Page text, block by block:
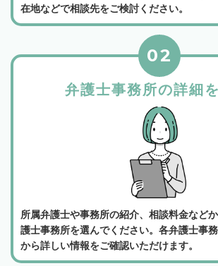
在地などで相談先をご検討ください。
弁護士事務所の詳細
02
所属弁護士や事務所の紹介、相談料金など
護士事務所を選んでください。各弁護士事
から詳しい情報をご確認いただけます。